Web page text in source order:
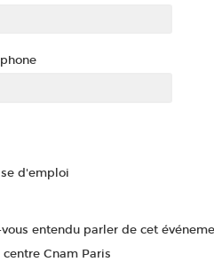
d'emploi
entendu parler de cet
Cnam Paris